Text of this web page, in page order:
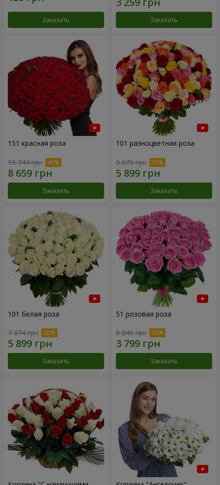
Заказать Заказать
151 красная роза
15 744 грн
Заказать
101 разноцветная роза
9 075 грн
Заказать
101 белая роза
7 374 грн
Заказать
51 розовая роза
5 845 грн
Заказать